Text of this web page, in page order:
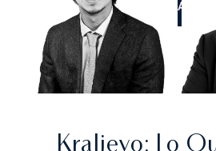
LLÁMANOS
Kraljevo: Lo